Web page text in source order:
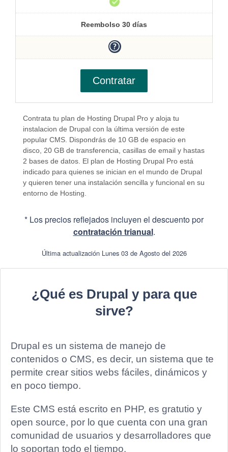
Reembolso 30 días
Contratar
Contrata tu plan de Hosting Drupal Pro y aloja tu
instalacion de Drupal con la última versión de este
popular CMS. Dispondrás de 10 GB de espacio en
disco, 20 GB de transferencia, casillas de email y hastas
2 bases de datos. El plan de Hosting Drupal Pro está
indicado para quienes se inician en el mundo de Drupal
y quieren tener una instalación sencilla y funcional en su
entorno de Hosting.
* Los precios reflejados incluyen el descuento por
contratación trianual.
Última actualización Lunes 03 de Agosto del 2026
¿Qué es Drupal y para que
sirve?
Drupal es un sistema de manejo de
contenidos o CMS, es decir, un sistema que te
permite crear sitios webs fáciles, dinámicos y
en poco tiempo.
Este CMS está escrito en PHP, es gratutio y
open source, por lo que cuenta con una gran
comunidad de usuarios y desarrolladores que
lo soportan todo el tiempo.